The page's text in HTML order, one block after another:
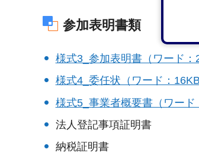
参加表明書類
様式3_参加表明書（ワード：
様式4_委任状（ワード：16KB
様式5_事業者概要書（ワード
法人登記事項証明書
納税証明書